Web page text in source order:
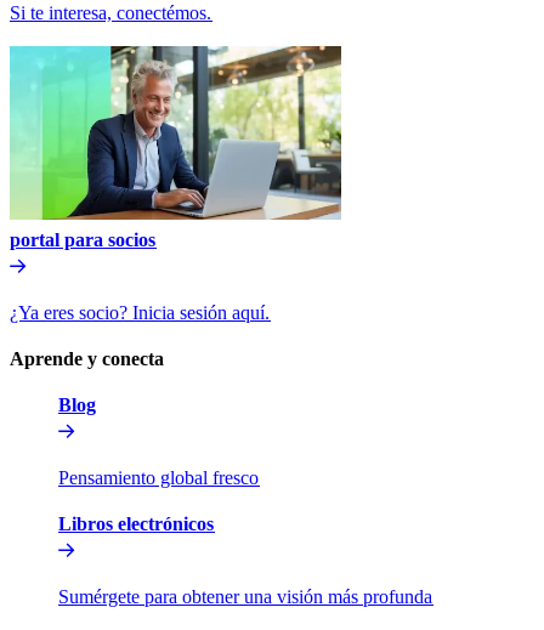
Si te interesa, conectémos.​​
portal para socios​​
¿Ya eres socio? Inicia sesión aquí.​​
Aprende y conecta​​
Blog​​
Pensamiento global fresco​​
Libros electrónicos​​
Sumérgete para obtener una visión más profunda​​